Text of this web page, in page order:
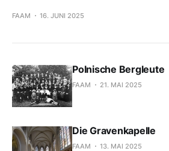
FAAM 16. JUNI 2025
Polnische Bergleute
FAAM 21. MAI 2025
Die Gravenkapelle
FAAM 13. MAI 2025